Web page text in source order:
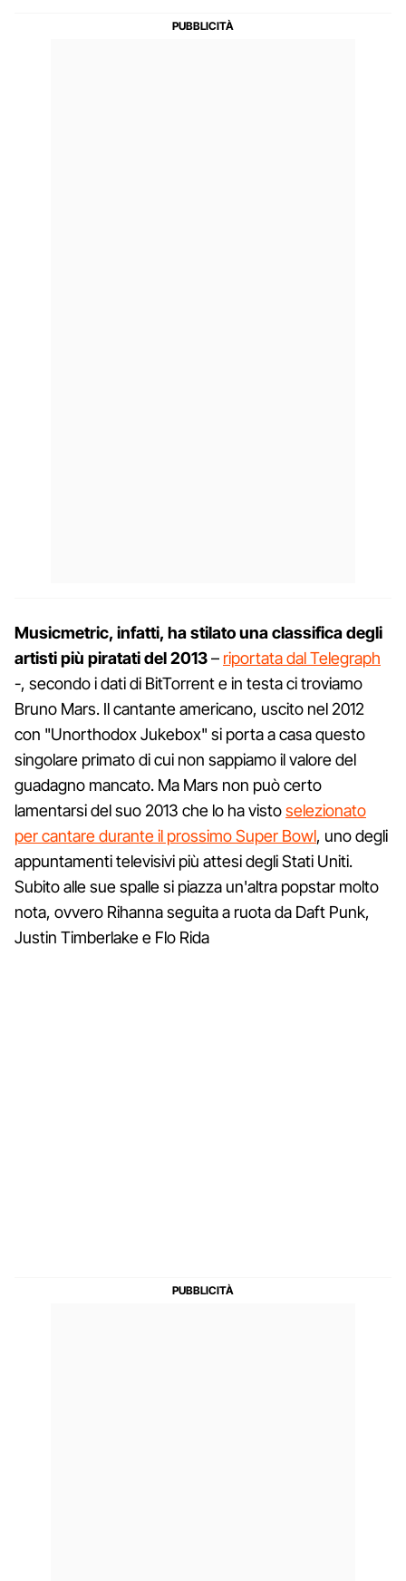
Musicmetric, infatti, ha stilato una classifica degli
artisti più piratati del 2013– riportata dal Telegraph
-, secondo i dati di BitTorrent e in testa ci troviamo
Bruno Mars. Il cantante americano, uscito nel 2012
con "Unorthodox Jukebox" si porta a casa questo
singolare primato di cui non sappiamo il valore del
guadagno mancato. Ma Mars non può certo
lamentarsi del suo 2013 che lo ha vistoselezionato
per cantare durante il prossimo Super Bowl, uno degli
appuntamenti televisivi più attesi degli Stati Uniti.
Subito alle sue spalle si piazza un'altra popstar molto
nota, ovvero Rihanna seguita a ruota da Daft Punk,
Justin Timberlake e Flo Rida